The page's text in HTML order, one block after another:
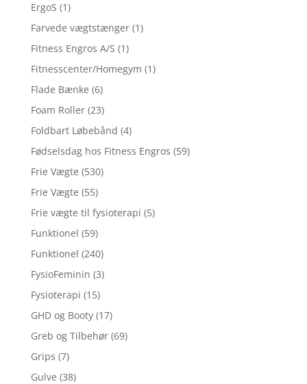
ErgoS (1)
Farvede vægtstænger (1)
Fitness Engros A/S (1)
Fitnesscenter/Homegym (1)
Flade Bænke (6)
Foam Roller (23)
Foldbart Løbebånd (4)
Fødselsdag hos Fitness Engros (59)
Frie Vægte (530)
Frie Vægte (55)
Frie vægte til fysioterapi (5)
Funktionel (59)
Funktionel (240)
FysioFeminin (3)
Fysioterapi (15)
GHD og Booty (17)
Greb og Tilbehør (69)
Grips (7)
Gulve (38)